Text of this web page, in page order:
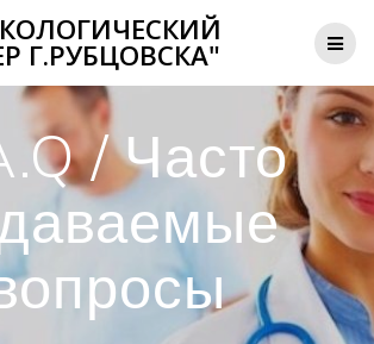
Г.РУБЦОВСКА"
/ Часто